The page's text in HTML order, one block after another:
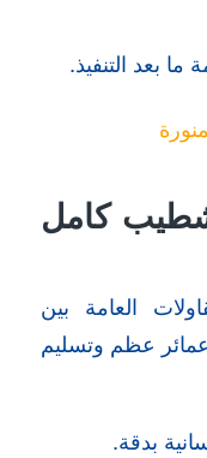
بعد التنفيذ.
كامل
العامة بين
عمائر عظم وتسليم
بدقة.